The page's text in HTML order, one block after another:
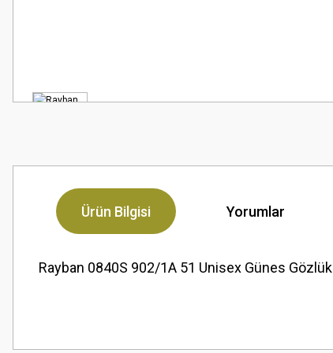
Ürün Bilgisi Yorumlar
Rayban 0840S 902/1A 51 Unisex Günes Gözlük
Görüş ve önerileriniz için teşekkür ederiz.